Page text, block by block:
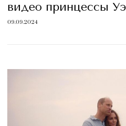
видео принцессы
09.09.2024